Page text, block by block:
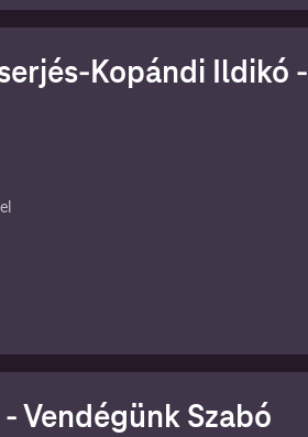
Kopándi Ildikó -
Vendégünk Szabó